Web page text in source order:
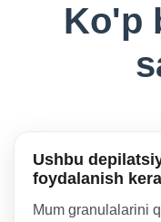
Ko'p
Ushbu
foydalanish
Mum granulalarini